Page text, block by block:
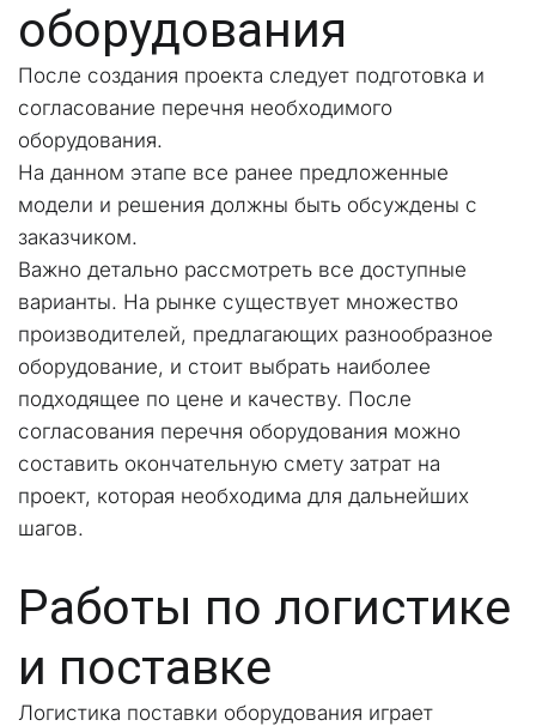
оборудования
После создания проекта следует подготовка и
согласование перечня необходимого
оборудования.
На данном этапе все ранее предложенные
модели и решения должны быть обсуждены с
заказчиком.
Важно детально рассмотреть все доступные
варианты. На рынке существует множество
производителей, предлагающих разнообразное
оборудование, и стоит выбрать наиболее
подходящее по цене и качеству. После
согласования перечня оборудования можно
составить окончательную смету затрат на
проект, которая необходима для дальнейших
шагов.
Работы по логистике
и поставке
Логистика поставки оборудования играет